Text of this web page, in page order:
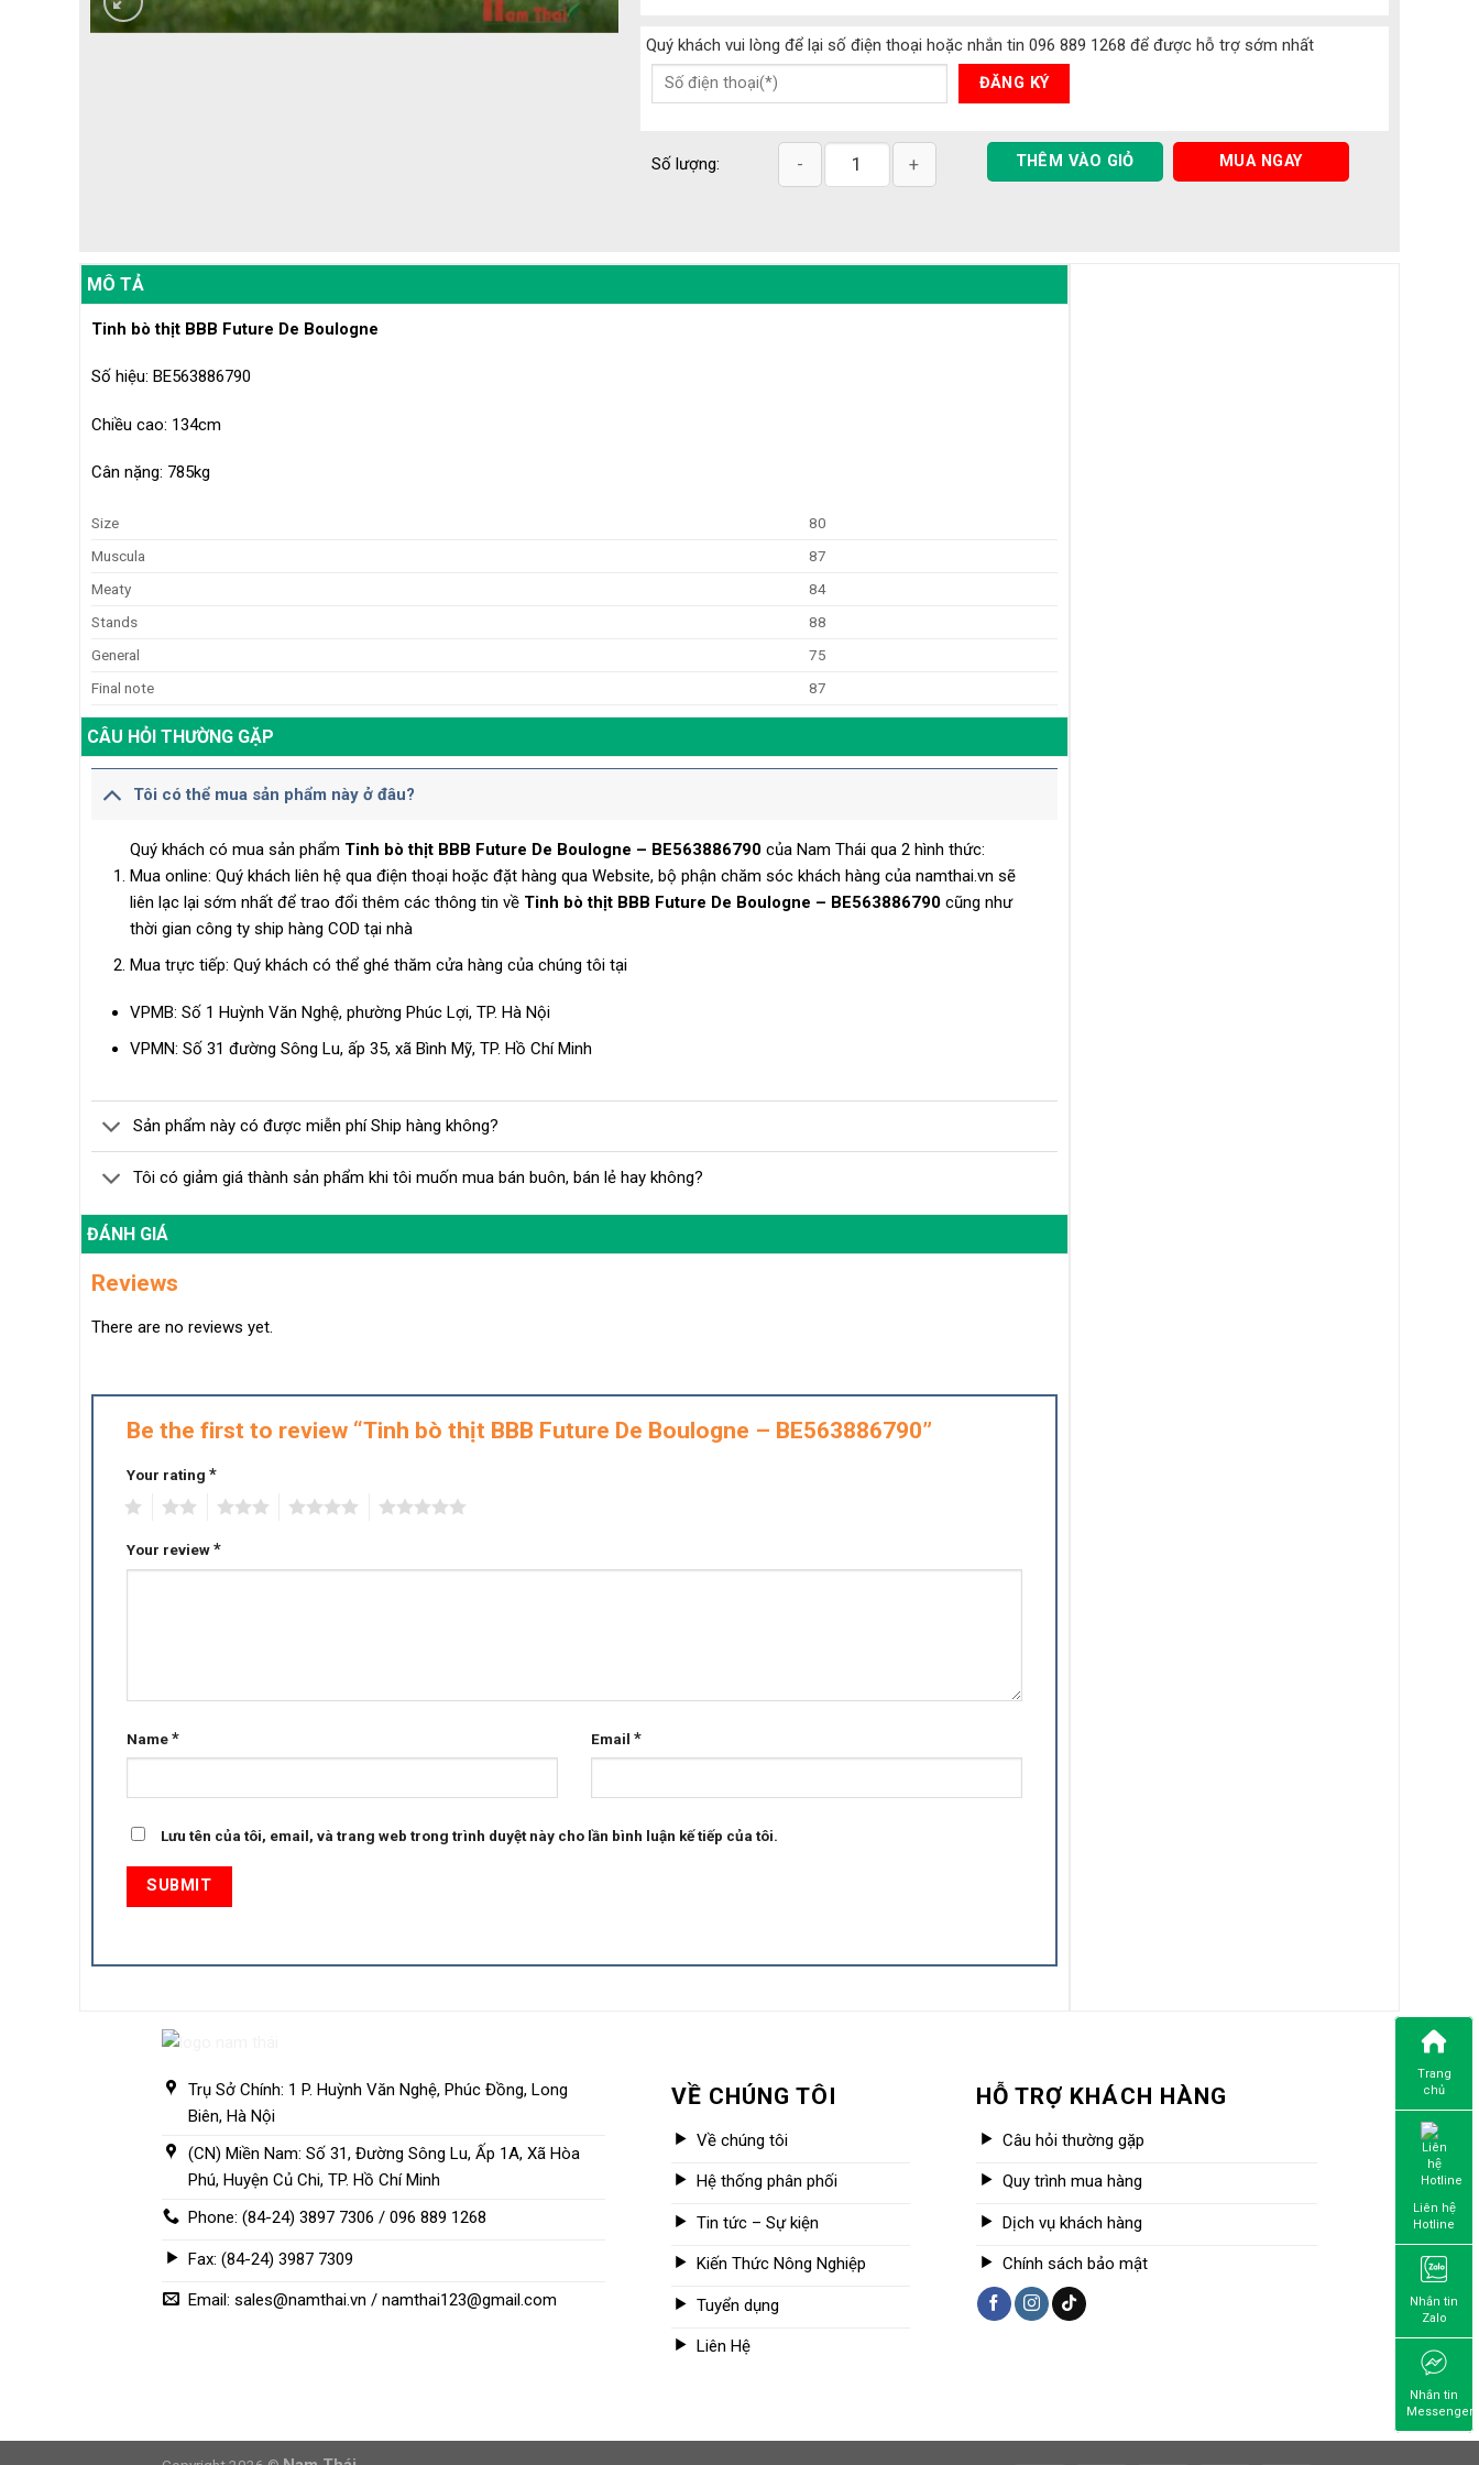
Quý khách vui lòng để lại số điện thoại hoặc nhắn tin 096 889 1268 để được hỗ trợ sớm nhất
Số lượng: Tinh bò thịt BBB Future De Boulogne - BE563886790 quantity
THÊM VÀO GIỎ MUA NGAY
MÔ TẢ
Tinh bò thịt BBB Future De Boulogne
Số hiệu: BE563886790
Chiều cao: 134cm
Cân nặng: 785kg
Size
80
Muscula
87
Meaty
84
Stands
88
General
75
Final note
87
CÂU HỎI THƯỜNG GẶP
Tôi có thể mua sản phẩm này ở đâu?
Quý khách có mua sản phẩm Tinh bò thịt BBB Future De Boulogne – BE563886790của Nam Thái qua 2 hình thức:
Mua online: Quý khách liên hệ qua điện thoại hoặc đặt hàng qua Website, bộ phận chăm sóc khách hàng của namthai.vn sẽ
liên lạc lại sớm nhất để trao đổi thêm các thông tin về Tinh bò thịt BBB Future De Boulogne – BE563886790cũng như
thời gian công ty ship hàng COD tại nhà
Mua trực tiếp: Quý khách có thể ghé thăm cửa hàng của chúng tôi tại
VPMB: Số 1 Huỳnh Văn Nghệ, phường Phúc Lợi, TP. Hà Nội
VPMN: Số 31 đường Sông Lu, ấp 35, xã Bình Mỹ, TP. Hồ Chí Minh
Sản phẩm này có được miễn phí Ship hàng không?
Tôi có giảm giá thành sản phẩm khi tôi muốn mua bán buôn, bán lẻ hay không?
ĐÁNH GIÁ
Reviews
There are no reviews yet.
Be the first to review “Tinh bò thịt BBB Future De Boulogne – BE563886790”
Your rating *
Your review*
Name* Email *
Lưu tên của tôi, email, và trang web trong trình duyệt này cho lần bình luận kế tiếp của tôi.
Trụ Sở Chính: 1 P. Huỳnh Văn Nghệ, Phúc Đồng, Long
Biên, Hà Nội
(CN) Miền Nam: Số 31, Đường Sông Lu, Ấp 1A, Xã Hòa
Phú, Huyện Củ Chi, TP. Hồ Chí Minh
Phone: (84-24) 3897 7306 / 096 889 1268
Fax: (84-24) 3987 7309
Email: sales@namthai.vn / namthai123@gmail.com
VỀ CHÚNG TÔI
Về chúng tôi
Hệ thống phân phối
Tin tức – Sự kiện
Kiến Thức Nông Nghiệp
Tuyển dụng
Liên Hệ
HỖ TRỢ KHÁCH HÀNG
Câu hỏi thường gặp
Quy trình mua hàng
Dịch vụ khách hàng
Chính sách bảo mật
Trang
chủ
Liên hệ
Hotline
Nhắn tin
Zalo
Nhắn tin
Messenger